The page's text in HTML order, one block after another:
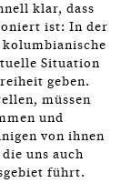
klar, dass
ist: In der
Situation
geben.
müssen
und
von ihnen
uns auch
führt.